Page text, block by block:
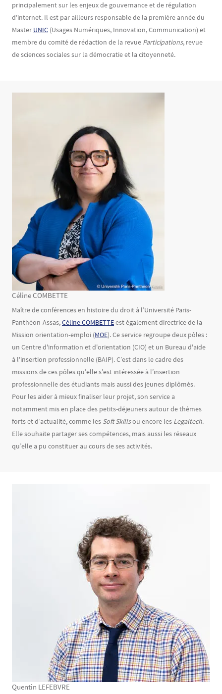
principalement sur les enjeux de gouvernance et de régulation
d'internet. Il est par ailleurs responsable de la première année du
Master UNIC (Usages Numériques, Innovation, Communication) et
membre du comité de rédaction de la revue Participations, revue
de sciences sociales sur la démocratie et la citoyenneté.
Texte
Céline COMBETTE
Maître de conférences en histoire du droit à l’Université Paris-
Panthéon-Assas,Céline COMBETTEest également directrice de la
Mission orientation-emploi (MOE). Ce service regroupe deux pôles :
un Centre d'information et d'orientation (CIO) et un Bureau d'aide
à l'insertion professionnelle (BAIP). C’est dans le cadre des
missions de ces pôles qu’elle s’est intéressée à l’insertion
professionnelle des étudiants mais aussi des jeunes diplômés.
Pour les aider à mieux finaliser leur projet, son service a
notamment mis en place des petits-déjeuners autour de thèmes
forts et d’actualité, comme les Soft Skillsou encore les Legaltech.
Elle souhaite partager ses compétences, mais aussi les réseaux
qu’elle a pu constituer au cours de ses activités.
Texte
Quentin LEFEBVRE